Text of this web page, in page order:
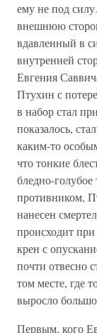
ему не под
внешнюю
вдавленный в
внутренней
Евгения
Птухин с
в набор стал
показалось,
каким-то
что тонкие
бледно-
противником,
нанесен
происходит
крен с
почти отвесно
том месте, где
выросло
Первым, кого